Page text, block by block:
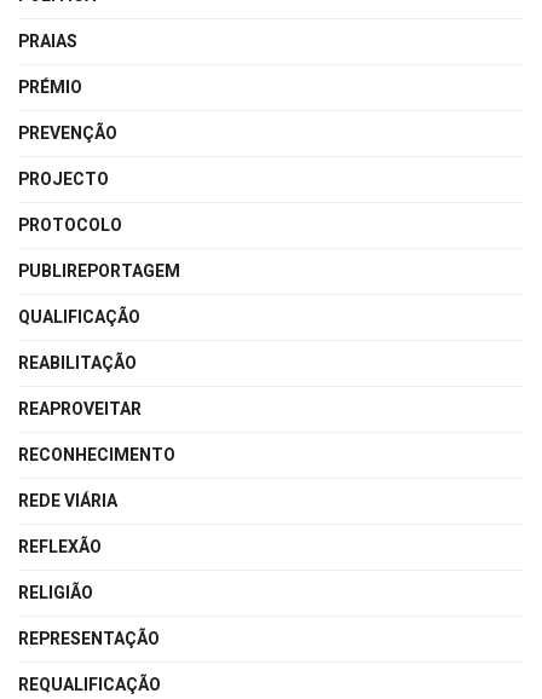
PRAIAS
PRÉMIO
PREVENÇÃO
PROJECTO
PROTOCOLO
PUBLIREPORTAGEM
QUALIFICAÇÃO
REABILITAÇÃO
REAPROVEITAR
RECONHECIMENTO
REDE VIÁRIA
REFLEXÃO
RELIGIÃO
REPRESENTAÇÃO
REQUALIFICAÇÃO